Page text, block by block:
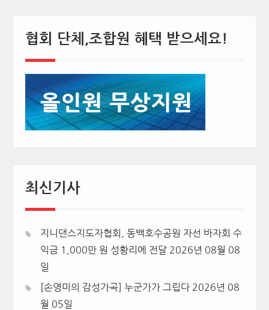
협회 단체,조합원 혜택 받으세요!
최신기사
지니댄스지도자협회, 동백호수공원 자선 바자회 수
익금 1,000만 원 성황리에 전달 2026년 08월 08
일
[손영미의 감성가곡] 누군가가 그립다 2026년 08
월 05일